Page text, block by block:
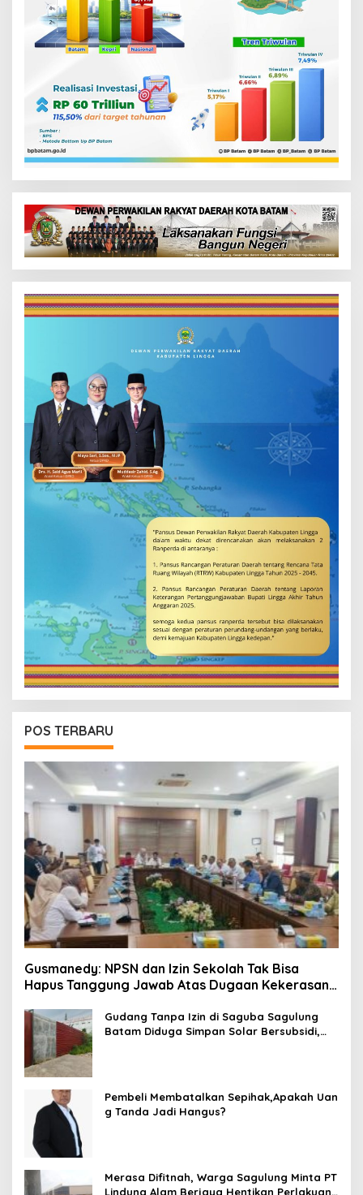
POS TERBARU
Gusmanedy: NPSN dan Izin Sekolah Tak Bisa
Hapus Tanggung Jawab Atas Dugaan Kekerasan
Gudang Tanpa Izin di Saguba Sagulung
Batam Diduga Simpan Solar Bersubsidi,
Pembeli Membatalkan Sepihak,Apakah Uan
g Tanda Jadi Hangus?
Merasa Difitnah, Warga Sagulung Minta PT
Lindung Alam Berjaya Hentikan Perlakuan